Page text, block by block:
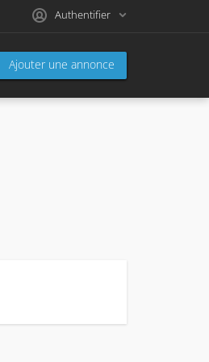
Authentifier
Ajouter une annonce